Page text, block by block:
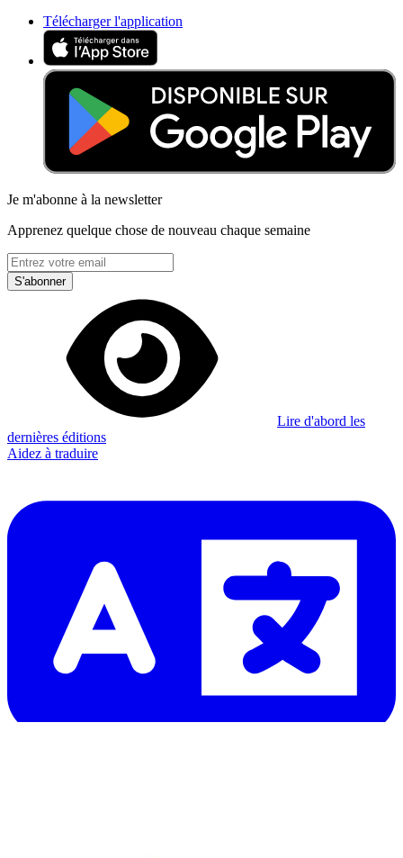
Télécharger l'application
Je m'abonne à la newsletter
Apprenez quelque chose de nouveau chaque semaine
S'abonner
Lire d'abord les
dernières éditions
Aidez à traduire